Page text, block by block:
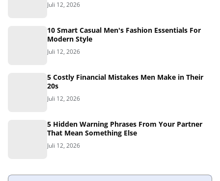
Juli 12, 2026
10 Smart Casual Men's Fashion Essentials For
Modern Style
Juli 12, 2026
5 Costly Financial Mistakes Men Make in Their
20s
Juli 12, 2026
5 Hidden Warning Phrases From Your Partner
That Mean Something Else
Juli 12, 2026